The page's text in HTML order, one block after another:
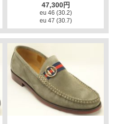
47,300円
eu 46 (30.2)
eu 47 (30.7)